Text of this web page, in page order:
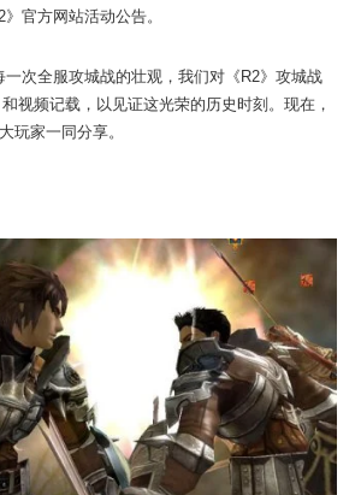
官方网站活动公告。
次全服攻城战的壮观，我们对《R2》攻城战
视频记载，以见证这光荣的历史时刻。现在，
玩家一同分享。